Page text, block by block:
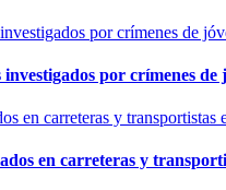
por crímenes de
en carreteras y